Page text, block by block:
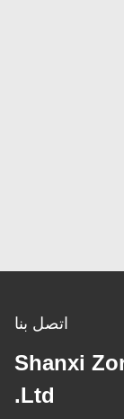
اتصل بنا
Shanxi
Ltd.